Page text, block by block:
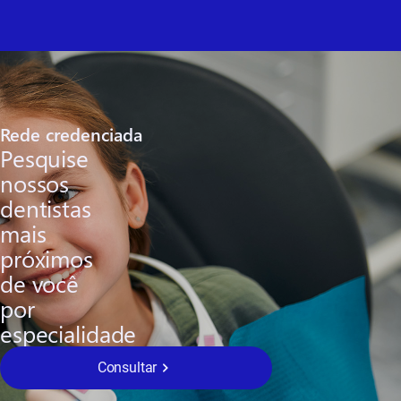
Rede credenciada
Pesquise
nossos
dentistas
mais
próximos
de você
por
especialidade
Consultar